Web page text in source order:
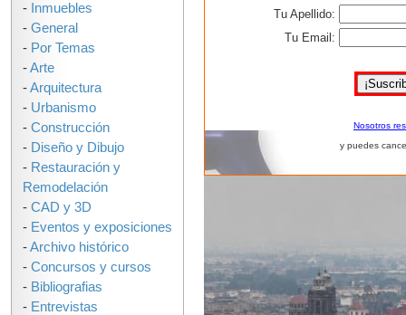
Tu Apellido:
Tu Email:
Nosotros
y puedes
- Inmuebles
- General
- Por Temas
-Arte
-Arquitectura
- Urbanismo
- Construcción
- Diseño y Dibujo
- Restauración y
Remodelación
- CAD y 3D
- Eventos y exposiciones
-Archivo histórico
- Concursos y cursos
- Bibliografias
- Entrevistas